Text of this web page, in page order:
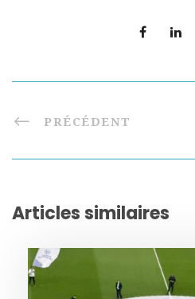
PRÉCÉDENT
Articles similaires